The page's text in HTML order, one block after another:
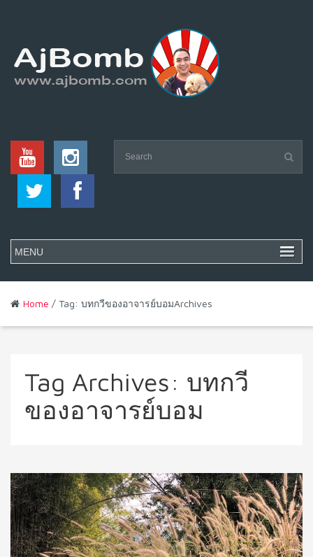
Home / Tag: บทกวีของอาจารย์บอมArchives
Tag Archives: บทกวี
ของอาจารย์บอม